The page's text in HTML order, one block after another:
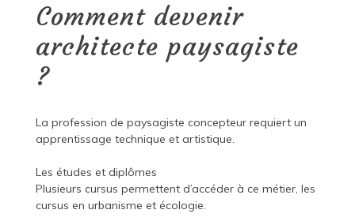
Comment devenir
architecte paysagiste
?
La profession de paysagiste concepteur requiert un
apprentissage technique et artistique.
Les études et diplômes
Plusieurs cursus permettent d’accéder à ce métier, les
cursus en urbanisme et écologie.